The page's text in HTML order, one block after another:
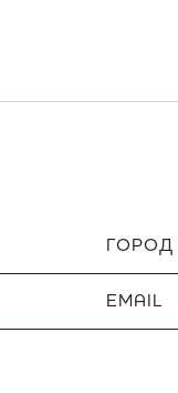
ГОРОД
EMAIL